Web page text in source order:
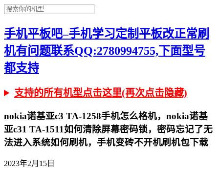
手机平板吧–手机学习定制平板改正常刷
机有问题联系QQ:2780994755,下面型号
都支持
支持的所有机型点击这里(再次点击隐藏)
nokia诺基亚c3 TA-1258手机怎么格机，nokia诺基
亚c31 TA-1511如何清除屏幕密码锁，密码忘记了无
法进入系统如何刷机，手机变砖不开机刷机包下载
2023年2月15日